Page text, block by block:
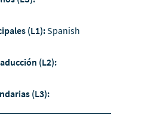
(L1):Spanish
(L2):
(L3):